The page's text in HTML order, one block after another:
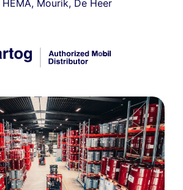
HEMA, Mourik, De Heer